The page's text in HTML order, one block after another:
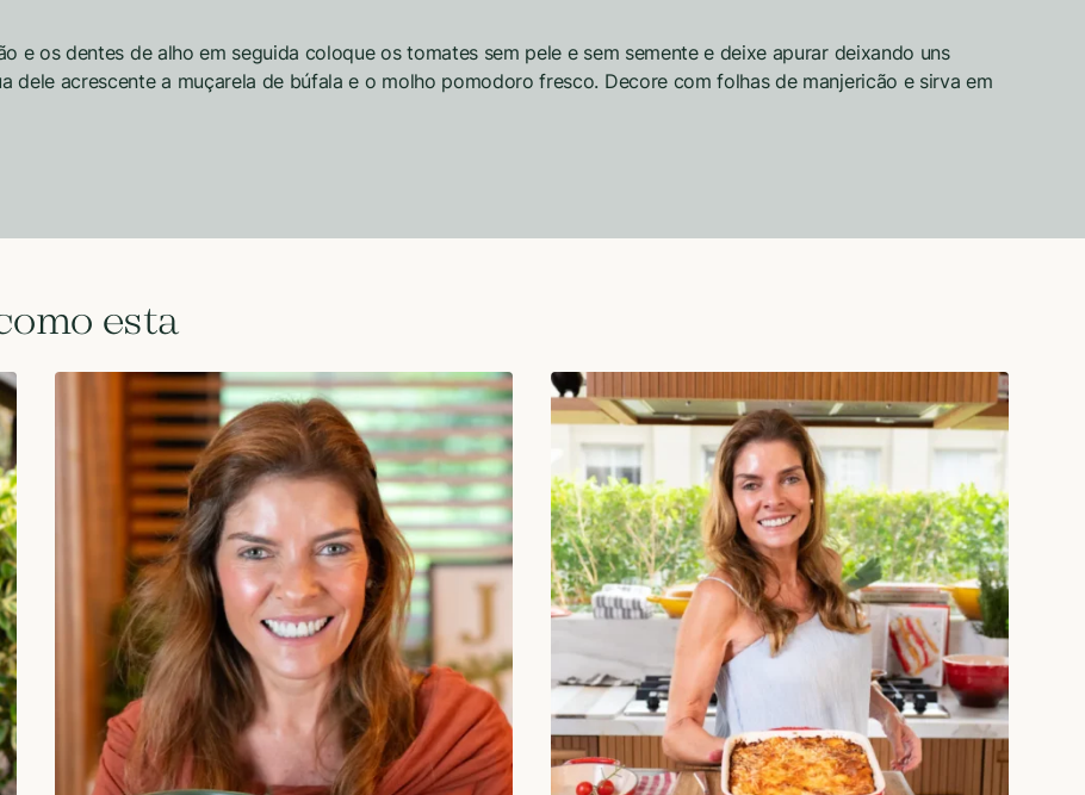
e os dentes de alho em seguida coloque os tomates sem pele e sem semente e deixe apurar deixando uns
dele acrescente a muçarela de búfala e o molho pomodoro fresco. Decore com folhas de manjericão e sirva em
esta